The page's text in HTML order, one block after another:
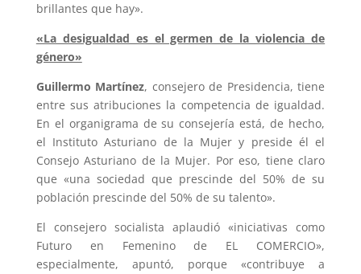
brillantes que hay».
«La desigualdad es el germen de la violencia de
género»
Guillermo Martínez, consejero de Presidencia, tiene
entre sus atribuciones la competencia de igualdad.
En el organigrama de su consejería está, de hecho,
el Instituto Asturiano de la Mujer y preside él el
Consejo Asturiano de la Mujer. Por eso, tiene claro
que «una sociedad que prescinde del 50% de su
población prescinde del 50% de su talento».
El consejero socialista aplaudió «iniciativas como
Futuro en Femenino de EL COMERCIO»,
especialmente, apuntó, porque «contribuye a